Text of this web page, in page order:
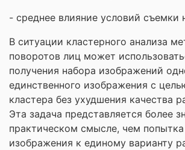
- среднее влияние условий съемки
В ситуации кластерного анализа
поворотов лиц может
получения набора изображений
единственного изображения с
кластера без ухудшения качества
Эта задача представляется более
практическом смысле, чем
изображения к единому варианту